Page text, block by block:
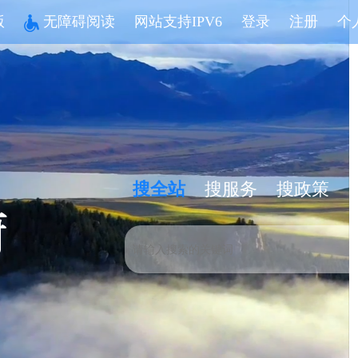
无障碍阅读 网站支持IPV6 登录 注册 个
搜全站 搜服务 搜政策